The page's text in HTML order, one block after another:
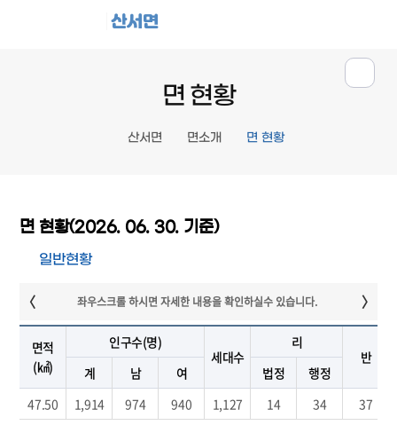
산서면
면 현황
산서면 면소개 면 현황
면 현황(2026. 06. 30. 기준)
일반현황
면적
(㎢)
인구수(명)
세대수
리
반
계
남 여 법정
행정
47.50
1,914 974 940 1,127 14 34 37